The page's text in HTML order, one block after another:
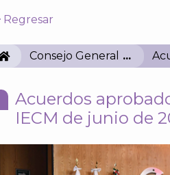
Resoluciones
Regresar
IECMConsejo General
Acuerdos
IECM de junio de